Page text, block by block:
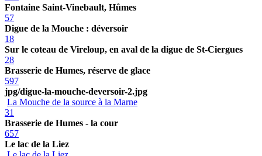
Fontaine Saint-Vinebault, Hûmes
57
Digue de la Mouche : déversoir
18
Sur le coteau de Vireloup, en aval de la digue de St-Ciergues
28
Brasserie de Humes, réserve de glace
597
jpg/digue-la-mouche-deversoir-2.jpg
La Mouche de la source à la Marne
31
Brasserie de Humes - la cour
657
Le lac de la Liez